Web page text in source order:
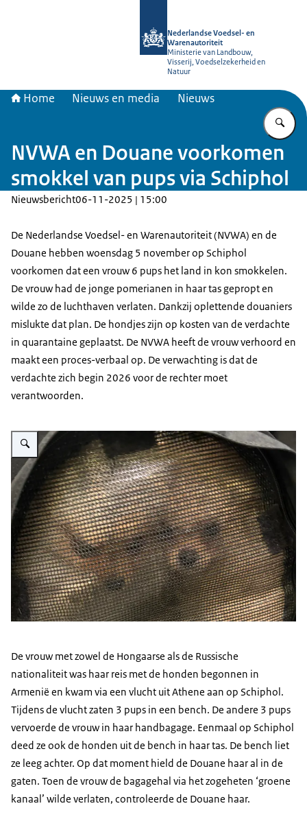
Nederlandse Voedsel- en
Warenautoriteit
Ministerie van Landbouw,
Visserij, Voedselzekerheid en
Natuur
Home Nieuws en media Nieuws
NVWA en Douane voorkomen
smokkel van pups via Schiphol
Nieuwsbericht06-11-2025 | 15:00
De Nederlandse Voedsel- en Warenautoriteit (NVWA) en de
Douane hebben woensdag 5 november op Schiphol
voorkomen dat een vrouw 6 pups het land in kon smokkelen.
De vrouw had de jonge pomerianen in haar tas gepropt en
wilde zo de luchthaven verlaten. Dankzij oplettende douaniers
mislukte dat plan. De hondjes zijn op kosten van de verdachte
in quarantaine geplaatst. De NVWA heeft de vrouw verhoord en
maakt een proces-verbaal op. De verwachting is dat de
verdachte zich begin 2026 voor de rechter moet
verantwoorden.
Vergroot afbeelding Gesmokkelde pups
De vrouw met zowel de Hongaarse als de Russische
nationaliteit was haar reis met de honden begonnen in
Armenië en kwam via een vlucht uit Athene aan op Schiphol.
Tijdens de vlucht zaten 3 pups in een bench. De andere 3 pups
vervoerde de vrouw in haar handbagage. Eenmaal op Schiphol
deed ze ook de honden uit de bench in haar tas. De bench liet
ze leeg achter. Op dat moment hield de Douane haar al in de
gaten. Toen de vrouw de bagagehal via het zogeheten ‘groene
kanaal’ wilde verlaten, controleerde de Douane haar.